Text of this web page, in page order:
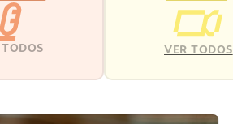
VER TODOS